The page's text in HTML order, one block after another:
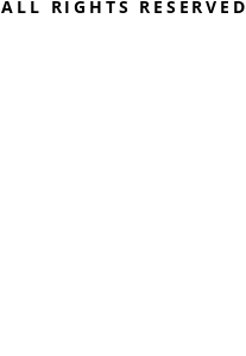
ALL RIGHTS RESERVED